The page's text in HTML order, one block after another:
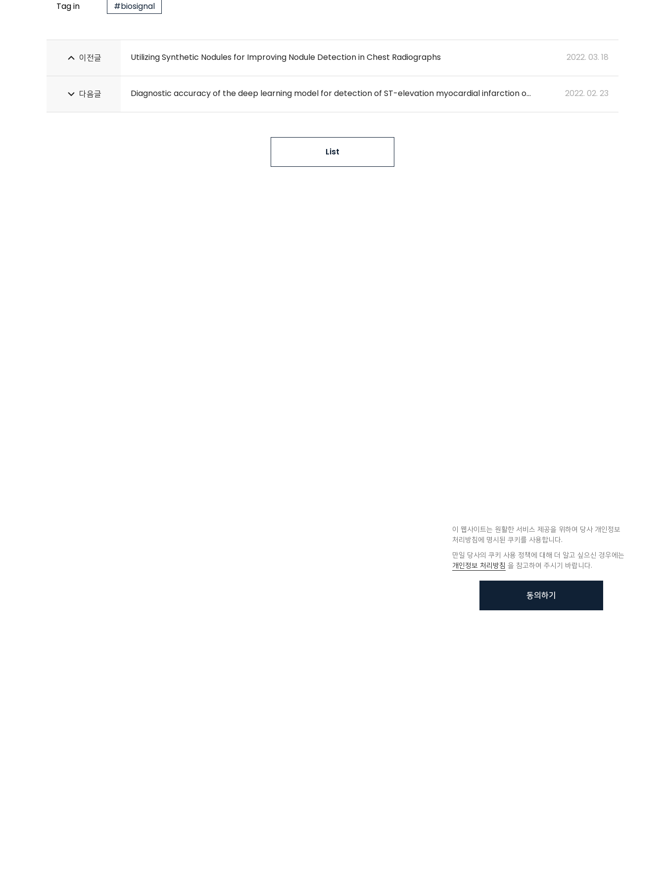
Tag in #biosignal
이전글 Utilizing Synthetic Nodules for Improving Nodule Detection in Chest Radiographs 2022. 03. 18
다음글 Diagnostic accuracy of the deep learning model for detection of ST-elevation myocardial infarction on electrocardiogram 2022. 02. 23
List
이 웹사이트는 원활한 서비스 제공을 위하여 당사 개인정보
처리방침에 명시된 쿠키를 사용합니다.
만일 당사의 쿠키 사용 정책에 대해 더 알고 싶으신 경우에는
개인정보 처리방침 을 참고하여 주시기 바랍니다.
동의하기